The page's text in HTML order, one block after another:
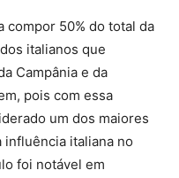
compor 50% do total da
italianos que
Campânia e da
pois com essa
um dos maiores
italiana no
foi notável em